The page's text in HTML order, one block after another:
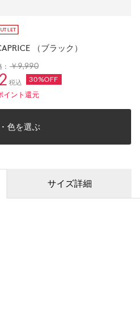
（ブラック）
：￥9,990
税込 30%OFF
イント還元
色を選ぶ
サイズ詳細